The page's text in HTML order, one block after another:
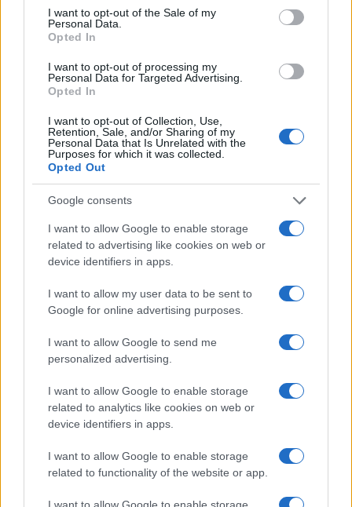
consent section.
I want to opt-out of the Sale of my
Personal Data.
Opted In
I want to opt-out of processing my
Personal Data for Targeted Advertising.
Opted In
I want to opt-out of Collection, Use,
Retention, Sale, and/or Sharing of my
Personal Data that Is Unrelated with the
Purposes for which it was collected.
Opted Out
Google consents
I want to allow Google to enable storage
related to advertising like cookies on web or
device identifiers in apps.
I want to allow my user data to be sent to
Google for online advertising purposes.
I want to allow Google to send me
personalized advertising.
I want to allow Google to enable storage
related to analytics like cookies on web or
device identifiers in apps.
I want to allow Google to enable storage
related to functionality of the website or app.
I want to allow Google to enable storage
I Casamonica fanno causa alla
Raggi: chiesto maxi risarcimento
30 Novembre 2019 - 12:32Villani
I Casamonica fanno causa alla Raggi: chiesto
maxi risarcimento. I Casamonica fanno causa alla
Raggi. Luciano Casamonica è pronto infatti a
chiedere al Comune di Roma un maxi…
Leggi l’articolo →
ROMA Paralizzato in sala parto:
maxi risarcimento alla famiglia di